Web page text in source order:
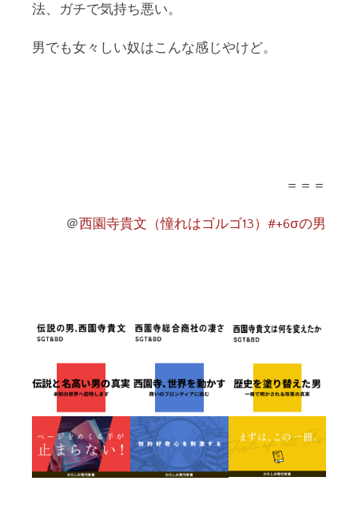
法、ガチで気持ち悪い。
男でも女々しい奴はこんな感じやけど。
＝＝＝
＠西園寺貴文（憧れはゴルゴ13）#+6σの男